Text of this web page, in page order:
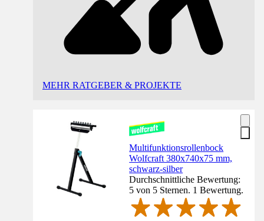
MEHR RATGEBER & PROJEKTE
Multifunktionsrollenbock
Wolfcraft 380x740x75 mm,
schwarz-silber
Durchschnittliche Bewertung:
5 von 5 Sternen. 1 Bewertung.